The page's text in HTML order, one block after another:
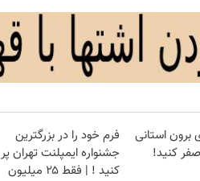
برون استانی
کنید!
فرم خود را در بزرگترین
جشنواره ایمپلنت تهران پر
کنید ! | فقط ۲۵ میلیون